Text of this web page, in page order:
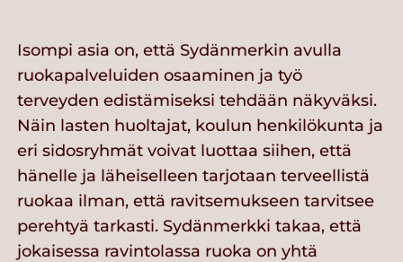
Isompi asia on, että Sydänmerkin avulla
ruokapalveluiden osaaminen ja työ
terveyden edistämiseksi tehdään näkyväksi.
Näin lasten huoltajat, koulun henkilökunta ja
eri sidosryhmät voivat luottaa siihen, että
hänelle ja läheiselleen tarjotaan terveellistä
ruokaa ilman, että ravitsemukseen tarvitsee
perehtyä tarkasti. Sydänmerkki takaa, että
jokaisessa ravintolassa ruoka on yhtä